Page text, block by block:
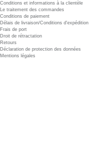
Conditions et informations à la clientèle
Le traitement des commandes
Conditions de paiement
Délais de livraison/Conditions d'expédition
Frais de port
Droit de rétractation
Retours
Déclaration de protection des données
Mentions légales